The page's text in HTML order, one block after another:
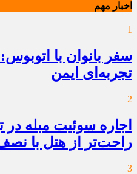
اخبار مهم
1
سفر بانوان با
تجربه‌ای ایمن
2
اجاره سوئیت مبله در
راحت‌تر از هتل با
3